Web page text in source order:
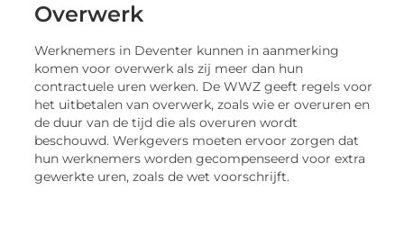
Overwerk
Werknemers in Deventer kunnen in aanmerking
komen voor overwerk als zij meer dan hun
contractuele uren werken. De WWZ geeft regels voor
het uitbetalen van overwerk, zoals wie er overuren en
de duur van de tijd die als overuren wordt
beschouwd. Werkgevers moeten ervoor zorgen dat
hun werknemers worden gecompenseerd voor extra
gewerkte uren, zoals de wet voorschrijft.